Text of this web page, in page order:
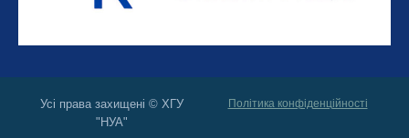
Усі права захищені © ХГУ
"НУА"
Політика конфіденційності